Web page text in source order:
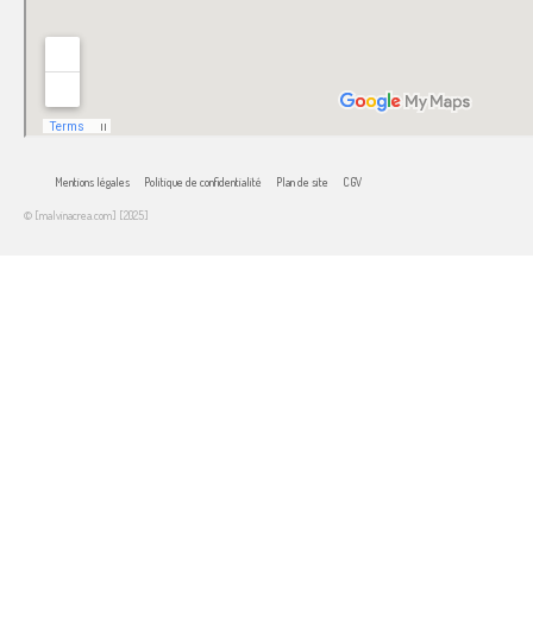
Mentions légales Politique de confidentialité Plan de site CGV
© [malvinacrea.com] [2025]